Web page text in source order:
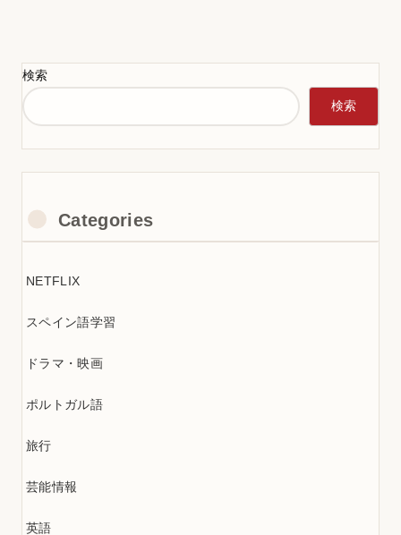
検索
検索
Categories
NETFLIX
スペイン語学習
ドラマ・映画
ポルトガル語
旅行
芸能情報
英語